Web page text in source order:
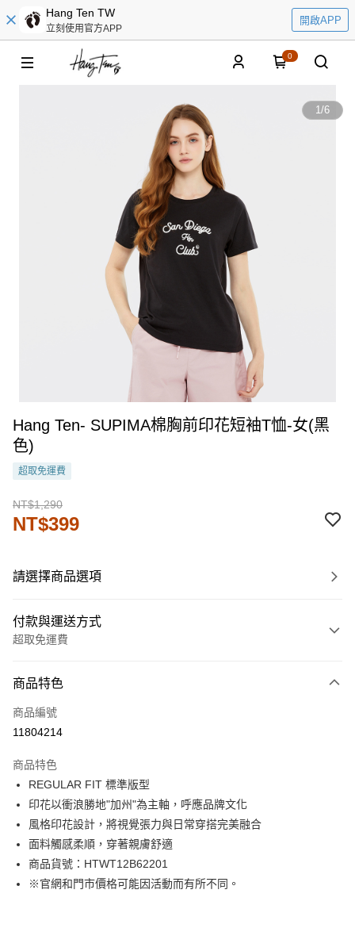
Hang Ten TW
立刻使用官方APP
開啟APP
0
1/6
Hang Ten- SUPIMA棉胸前印花短袖T恤-女(黑
色)
超取免運費
NT$1,290
NT$399
請選擇商品選項
付款與運送方式
超取免運費
信用卡一次付款
LINE Pay
街口支付
悠遊付
Google Pay
貨到付款
商品特色
商品編號
11804214
商品特色
REGULAR FIT 標準版型
印花以衝浪勝地"加州"為主軸，呼應品牌文化
風格印花設計，將視覺張力與日常穿搭完美融合
面料觸感柔順，穿著親膚舒適
商品貨號：HTWT12B62201
※官網和門市價格可能因活動而有所不同。